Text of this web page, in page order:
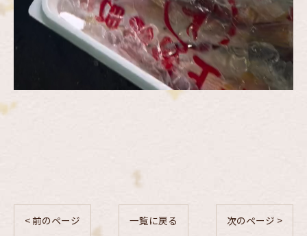
< 前のページ 一覧に戻る 次のページ >